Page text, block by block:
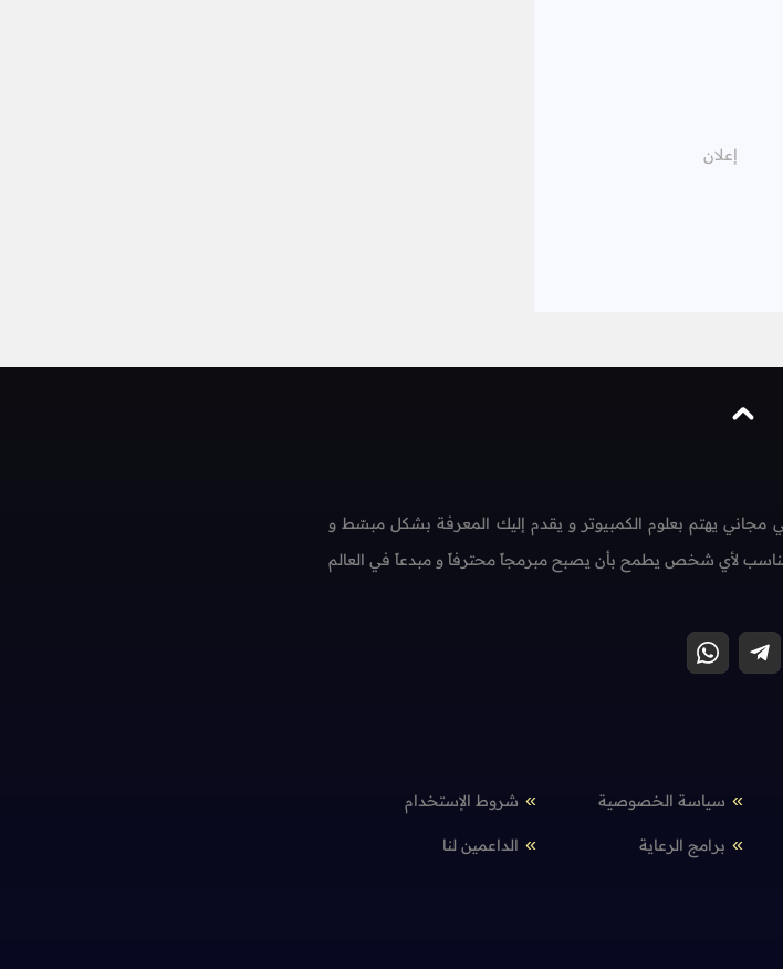
يهتم بعلوم الكمبيوتر و يقدم إليك المعرفة بشكل مبسّط و
لأي شخص يطمح بأن يصبح مبرمجاً محترفاً و مبدعاً في العالم
سياسة الخصوصية شروط الإستخدام
برامج الرعاية الداعمين لنا